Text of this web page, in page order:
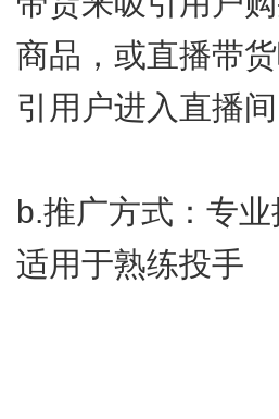
商品，或直播带
引用户进入直播间
b.​推广方式：专业
适用于熟练投手